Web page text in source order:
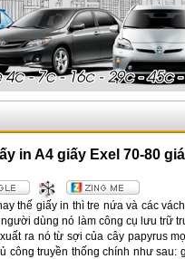
in A4 giấy Exel 70-80
thế giấy in thì tre nứa và các
dùng nó làm công cụ lưu trữ
ra nó từ sợi của cây papyrus
công truyền thống chính như